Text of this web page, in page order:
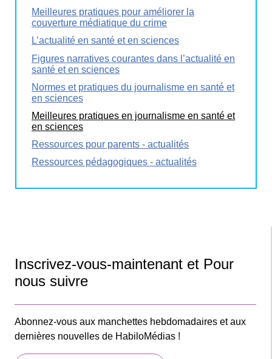
Meilleures pratiques pour améliorer la
couverture médiatique du crime
L’actualité en santé et en sciences
Figures narratives courantes dans l’actualité en
santé et en sciences
Normes et pratiques du journalisme en santé et
en sciences
Meilleures pratiques en journalisme en santé et
en sciences
Ressources pour parents - actualités
Ressources pédagogiques - actualités
Inscrivez-vous-maintenant et Pour
nous suivre
Abonnez-vous aux manchettes hebdomadaires et aux
dernières nouvelles de HabiloMédias !